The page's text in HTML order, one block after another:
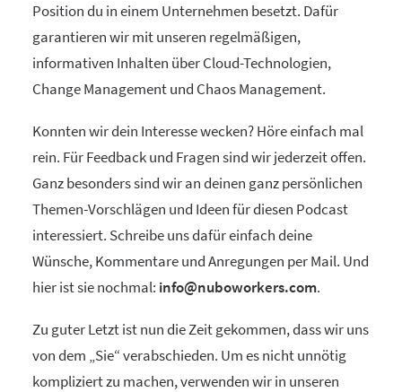
Position du in einem Unternehmen besetzt. Dafür
garantieren wir mit unseren regelmäßigen,
informativen Inhalten über Cloud-Technologien,
Change Management und Chaos Management.
Konnten wir dein Interesse wecken? Höre einfach mal
rein. Für Feedback und Fragen sind wir jederzeit offen.
Ganz besonders sind wir an deinen ganz persönlichen
Themen-Vorschlägen und Ideen für diesen Podcast
interessiert. Schreibe uns dafür einfach deine
Wünsche, Kommentare und Anregungen per Mail. Und
hier ist sie nochmal: info@nuboworkers.com.
Zu guter Letzt ist nun die Zeit gekommen, dass wir uns
von dem „Sie“ verabschieden. Um es nicht unnötig
kompliziert zu machen, verwenden wir in unseren